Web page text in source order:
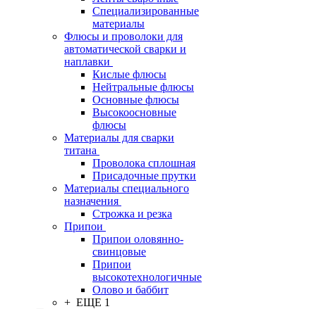
Специализированные
материалы
Флюсы и проволоки для
автоматической сварки и
наплавки
Кислые флюсы
Нейтральные флюсы
Основные флюсы
Высокоосновные
флюсы
Материалы для сварки
титана
Проволока сплошная
Присадочные прутки
Материалы специального
назначения
Строжка и резка
Припои
Припои оловянно-
свинцовые
Припои
высокотехнологичные
Олово и баббит
+ ЕЩЕ 1